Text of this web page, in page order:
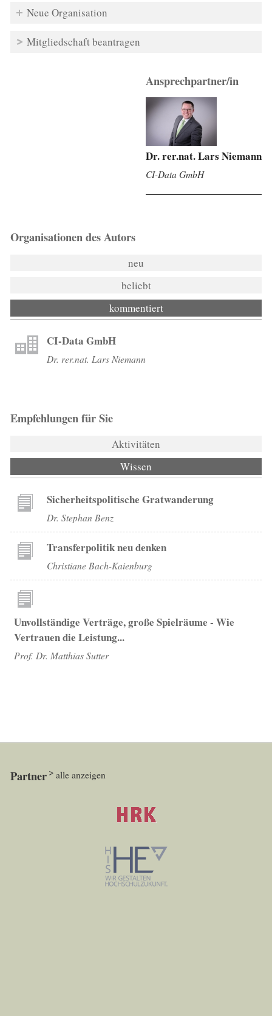
Neue Organisation
Mitgliedschaft beantragen
Ansprechpartner/in
Dr. rer.nat. Lars Niemann
CI-Data GmbH
Organisationen des Autors
neu
beliebt
kommentiert
CI-Data GmbH
Dr. rer.nat. Lars Niemann
Empfehlungen für Sie
Aktivitäten
Wissen
Sicherheitspolitische Gratwanderung
Dr. Stephan Benz
Transferpolitik neu denken
Christiane Bach-Kaienburg
Unvollständige Verträge, große Spielräume - Wie
Vertrauen die Leistung...
Prof. Dr. Matthias Sutter
Partner alle anzeigen